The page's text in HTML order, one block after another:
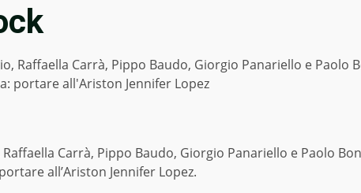
Raffaella Carrà, Pippo Baudo, Giorgio Panariello e Paolo
portare all'Ariston Jennifer Lopez
Carrà, Pippo Baudo, Giorgio Panariello e Paolo
all’Ariston Jennifer Lopez.